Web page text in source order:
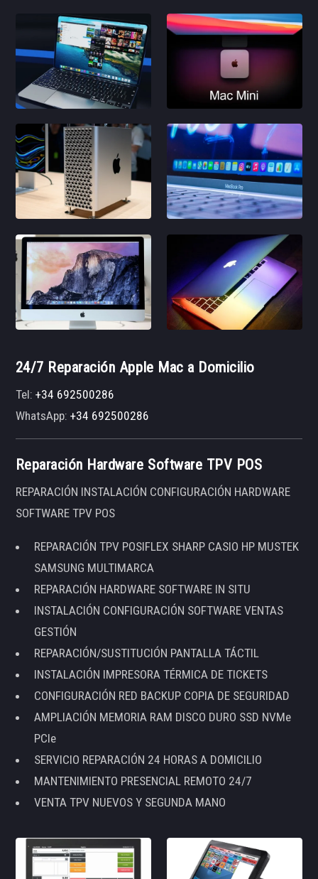
24/7 Reparación Apple Mac a Domicilio
Tel:+34 692500286
WhatsApp:+34 692500286
Reparación Hardware Software TPV POS
REPARACIÓN INSTALACIÓN CONFIGURACIÓN HARDWARE
SOFTWARE TPV POS
REPARACIÓN TPV POSIFLEX SHARP CASIO HP MUSTEK
SAMSUNG MULTIMARCA
REPARACIÓN HARDWARE SOFTWARE IN SITU
INSTALACIÓN CONFIGURACIÓN SOFTWARE VENTAS
GESTIÓN
REPARACIÓN/SUSTITUCIÓN PANTALLA TÁCTIL
INSTALACIÓN IMPRESORA TÉRMICA DE TICKETS
CONFIGURACIÓN RED BACKUP COPIA DE SEGURIDAD
AMPLIACIÓN MEMORIA RAM DISCO DURO SSD NVMe
PCIe
SERVICIO REPARACIÓN 24 HORAS A DOMICILIO
MANTENIMIENTO PRESENCIAL REMOTO 24/7
VENTA TPV NUEVOS Y SEGUNDA MANO